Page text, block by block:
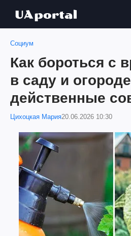
Социум
Как бороться с
в саду и
действенные
Цихоцкая Мария20.06.2026 10:30